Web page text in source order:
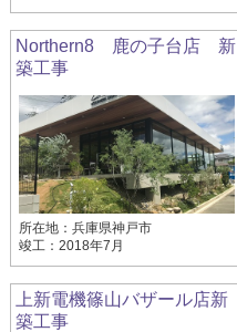
Northern8 鹿の子台店 新
築工事
所在地：兵庫県神戸市
竣工：2018年7月
上新電機篠山バザール店新
築工事